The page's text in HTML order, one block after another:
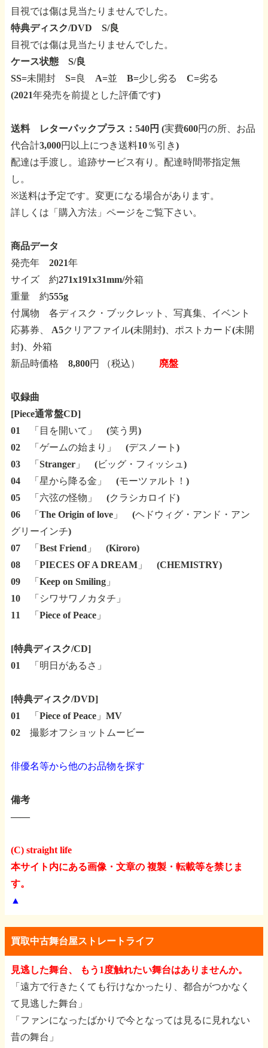
目視では傷は見当たりませんでした。
特典ディスク/DVD S/良
目視では傷は見当たりませんでした。
ケース状態 S/良
SS=未開封 S=良 A=並 B=少し劣る C=劣る
(2021年発売を前提とした評価です)
送料 レターパックプラス：540円 (実費600円の所、お品
代合計3,000円以上につき送料10％引き)
配達は手渡し。追跡サービス有り。配達時間帯指定無
し。
※送料は予定です。変更になる場合があります。
詳しくは「購入方法」ページをご覧下さい。
商品データ
発売年 2021年
サイズ 約271x191x31mm/外箱
重量 約555g
付属物 各ディスク・ブックレット、写真集、イベント
応募券、
A5クリアファイル(未開封)、ポストカード(未開
封)、外箱
新品時価格 8,800円 （税込） 廃盤
収録曲
[Piece通常盤CD]
01 「目を開いて」 (笑う男)
02 「ゲームの始まり」 (デスノート)
03 「Stranger」 (ビッグ・フィッシュ)
04 「星から降る金」 (モーツァルト！)
05 「六弦の怪物」 (クラシカロイド)
06 「The Origin of love」 (ヘドウィグ・アンド・アン
グリーインチ)
07 「Best Friend」 (Kiroro)
08 「PIECES OF A DREAM」 (CHEMISTRY)
09 「Keep on Smiling」
10 「シワサワノカタチ」
11 「Piece of Peace」
[特典ディスク/CD]
01 「明日があるさ」
[特典ディスク/DVD]
01 「Piece of Peace」MV
02 撮影オフショットムービー
俳優名等から他のお品物を探す
備考
――
(C) straight life
本サイト内にある画像・文章の 複製・転載等を禁じま
す。
▲
買取中古舞台屋ストレートライフ
見逃した舞台、 もう1度触れたい舞台はありませんか。
「遠方で行きたくても行けなかったり、都合がつかなく
て見逃した舞台」
「ファンになったばかりで今となっては見るに見れない
昔の舞台」